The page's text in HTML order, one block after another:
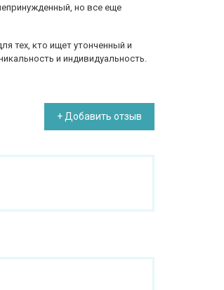
но все еще
тех, кто ищет утонченный и
и индивидуальность.
+ Добавить отзыв